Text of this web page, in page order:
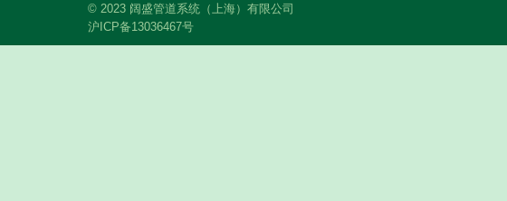
© 2023 阔盛管道系统（上海）有限公司
沪ICP备13036467号